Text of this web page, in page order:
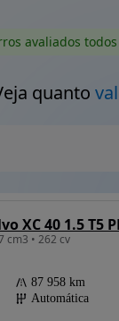
avaliados
quanto
cm3 • 262 cv
87 958 km
Automática